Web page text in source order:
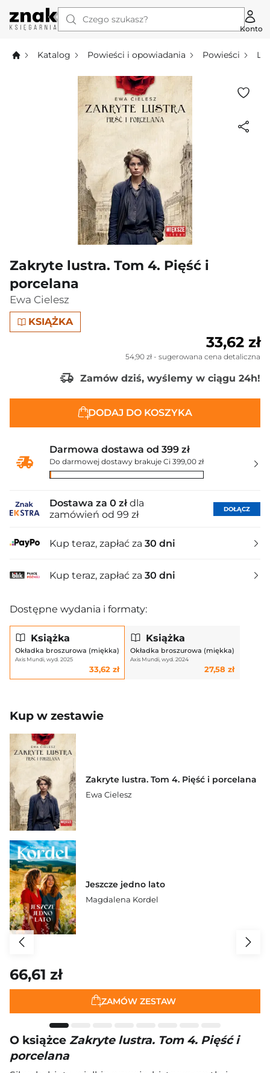
Czego szukasz?
Konto
Katalog Powieści i opowiadania Powieści
Zakryte lustra. Tom 4. Pięść i
porcelana
Ewa Cielesz
KSIĄŻKA
33,62 zł
54,90 zł - sugerowana cena detaliczna
Zamów dziś, wyślemy w ciągu 24h!
DODAJ DO KOSZYKA
Darmowa dostawa od 399 zł
Do darmowej dostawy brakuje Ci 399,00 zł
Dostawa za 0 zł dla
zamówień od 99 zł
DOŁĄCZ
Kup teraz, zapłać za 30 dni
Kup teraz, zapłać za 30 dni
Dostępne wydania i formaty:
Książka
Okładka broszurowa (miękka)
Axis Mundi, wyd. 2025
33,62 zł
Książka
Okładka broszurowa (miękka)
Axis Mundi, wyd. 2024
27,58 zł
Kup w zestawie
Zakryte lustra. Tom 4. Pięść i porcelana
Ewa Cielesz
Jeszcze jedno lato
Magdalena Kordel
66,61 zł
ZAMÓW ZESTAW
O książce Zakryte lustra. Tom 4. Pięść i
porcelana